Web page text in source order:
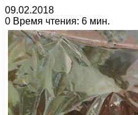
09.02.2018
0 Время чтения: 6 мин.